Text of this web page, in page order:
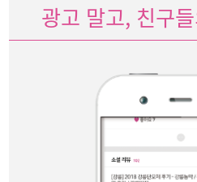
광고 말고, 친구